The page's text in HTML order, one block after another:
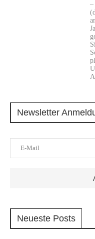
–
Newsletter
Neueste Posts